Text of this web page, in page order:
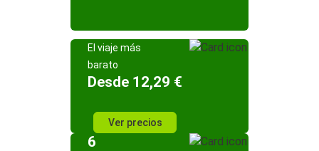
El viaje más
barato
Desde 12,29 €
Ver precios
6